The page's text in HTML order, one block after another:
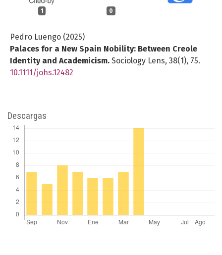
1 0
Pedro Luengo (2025)
Palaces for a New Spain Nobility: Between Creole
Identity and Academicism. Sociology Lens, 38(1), 75.
10.1111/johs.12482
Descargas